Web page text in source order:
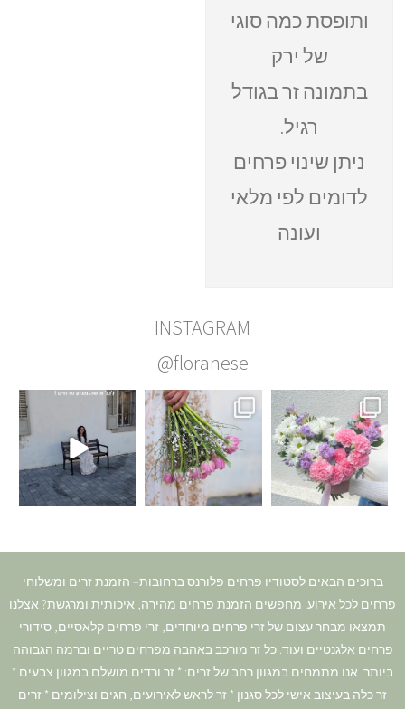
ותופסת כמה סוגי
של ירק
בתמונה זר בגודל
רגיל.
ניתן שינוי פרחים
לדומים לפי מלאי
ועונה
INSTAGRAM
@floranese
ברוכים הבאים לסטודיו פרחים פלורנס ברחובות– הזמנת זרים ומשלוחי
פרחים לכל אירוע! מחפשים הזמנת פרחים מהירה, איכותית ומרגשת? אצלנו
תמצאו מבחר עצום של זרי פרחים מיוחדים, זרי פרחים קלאסיים, סידורי
פרחים אלגנטיים ועוד. כל זר מורכב באהבה מפרחים טריים וברמה הגבוהה
ביותר. אנו מתמחים במגוון רחב של זרים: * זר ורדים מושלם במגוון צבעים *
זר כלה בעיצוב אישי לכל סגנון * זר לראש לאירועים, חגים וצילומים * זרים